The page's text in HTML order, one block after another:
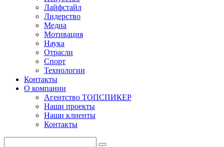
Лайфстайл
Лидерство
Медиа
Мотивация
Наука
Отрасли
Спорт
Технологии
Контакты
О компании
Агентство ТОПСПИКЕР
Наши проекты
Наши клиенты
Контакты